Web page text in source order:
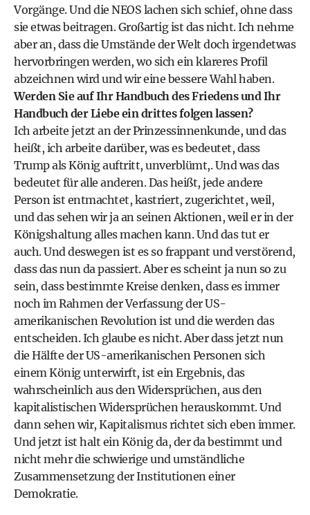
Vorgänge. Und die NEOS lachen sich schief, ohne dass
sie etwas beitragen. Großartig ist das nicht. Ich nehme
aber an, dass die Umstände der Welt doch irgendetwas
hervorbringen werden, wo sich ein klareres Profil
abzeichnen wird und wir eine bessere Wahl haben.
Werden Sie auf Ihr Handbuch des Friedens und Ihr
Handbuch der Liebe ein drittes folgen lassen?
Ich arbeite jetzt an der Prinzessinnenkunde, und das
heißt, ich arbeite darüber, was es bedeutet, dass
Trump als König auftritt, unverblümt,. Und was das
bedeutet für alle anderen. Das heißt, jede andere
Person ist entmachtet, kastriert, zugerichtet, weil,
und das sehen wir ja an seinen Aktionen, weil er in der
Königshaltung alles machen kann. Und das tut er
auch. Und deswegen ist es so frappant und verstörend,
dass das nun da passiert. Aber es scheint ja nun so zu
sein, dass bestimmte Kreise denken, dass es immer
noch im Rahmen der Verfassung der US-
amerikanischen Revolution ist und die werden das
entscheiden. Ich glaube es nicht. Aber dass jetzt nun
die Hälfte der US-amerikanischen Personen sich
einem König unterwirft, ist ein Ergebnis, das
wahrscheinlich aus den Widersprüchen, aus den
kapitalistischen Widersprüchen herauskommt. Und
dann sehen wir, Kapitalismus richtet sich eben immer.
Und jetzt ist halt ein König da, der da bestimmt und
nicht mehr die schwierige und umständliche
Zusammensetzung der Institutionen einer
Demokratie.